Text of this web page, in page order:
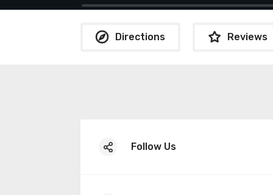
Directions Reviews
Follow Us